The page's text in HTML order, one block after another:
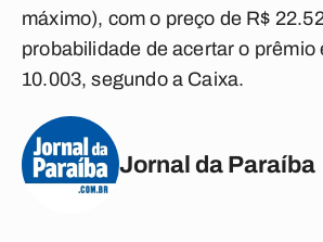
máximo), com o preço de R$
probabilidade de acertar o prêmio
10.003, segundo a Caixa.
Jornal da Paraíba